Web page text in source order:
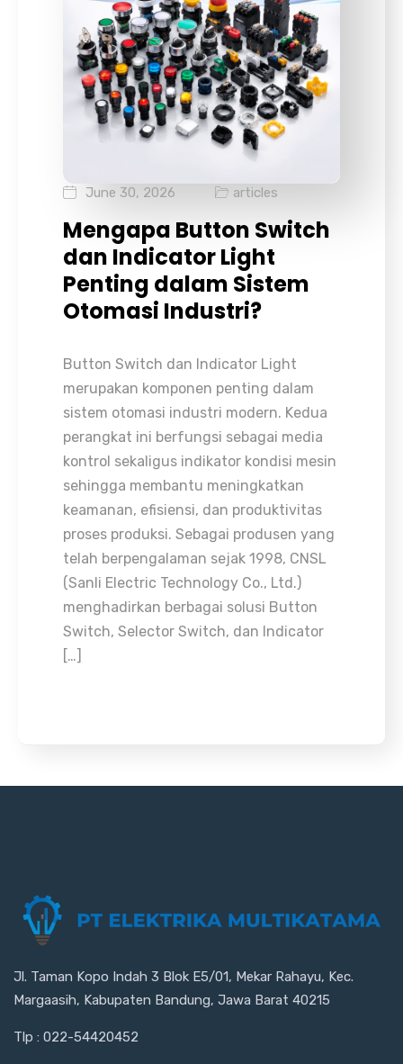
June 30, 2026 articles
Mengapa Button Switch
dan Indicator Light
Penting dalam Sistem
Otomasi Industri?
Button Switch dan Indicator Light
merupakan komponen penting dalam
sistem otomasi industri modern. Kedua
perangkat ini berfungsi sebagai media
kontrol sekaligus indikator kondisi mesin
sehingga membantu meningkatkan
keamanan, efisiensi, dan produktivitas
proses produksi. Sebagai produsen yang
telah berpengalaman sejak 1998, CNSL
(Sanli Electric Technology Co., Ltd.)
menghadirkan berbagai solusi Button
Switch, Selector Switch, dan Indicator
[…]
Jl. Taman Kopo Indah 3 Blok E5/01, Mekar Rahayu, Kec.
Margaasih, Kabupaten Bandung, Jawa Barat 40215
Tlp : 022-54420452